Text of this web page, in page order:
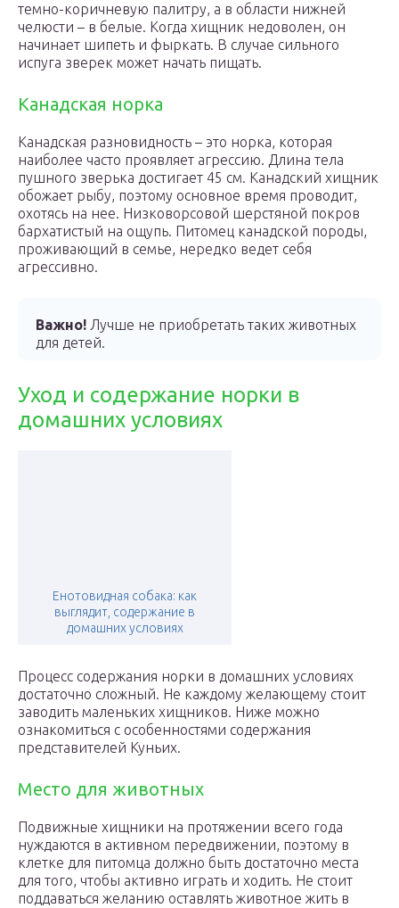
темно-коричневую палитру, а в области нижней
челюсти – в белые. Когда хищник недоволен, он
начинает шипеть и фыркать. В случае сильного
испуга зверек может начать пищать.
Канадская норка
Канадская разновидность – это норка, которая
наиболее часто проявляет агрессию. Длина тела
пушного зверька достигает 45 см. Канадский хищник
обожает рыбу, поэтому основное время проводит,
охотясь на нее. Низковорсовой шерстяной покров
бархатистый на ощупь. Питомец канадской породы,
проживающий в семье, нередко ведет себя
агрессивно.
Важно! Лучше не приобретать таких животных
для детей.
Уход и содержание норки в
домашних условиях
Енотовидная собака: как
выглядит, содержание в
домашних условиях
Процесс содержания норки в домашних условиях
достаточно сложный. Не каждому желающему стоит
заводить маленьких хищников. Ниже можно
ознакомиться с особенностями содержания
представителей Куньих.
Место для животных
Подвижные хищники на протяжении всего года
нуждаются в активном передвижении, поэтому в
клетке для питомца должно быть достаточно места
для того, чтобы активно играть и ходить. Не стоит
поддаваться желанию оставлять животное жить в